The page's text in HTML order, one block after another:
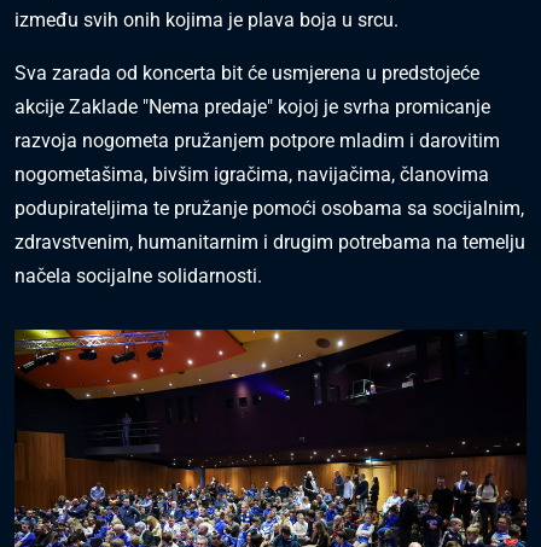
između svih onih kojima je plava boja u srcu.
Sva zarada od koncerta bit će usmjerena u predstojeće
akcije Zaklade "Nema predaje" kojoj je svrha promicanje
razvoja nogometa pružanjem potpore mladim i darovitim
nogometašima, bivšim igračima, navijačima, članovima
podupirateljima te pružanje pomoći osobama sa socijalnim,
zdravstvenim, humanitarnim i drugim potrebama na temelju
načela socijalne solidarnosti.